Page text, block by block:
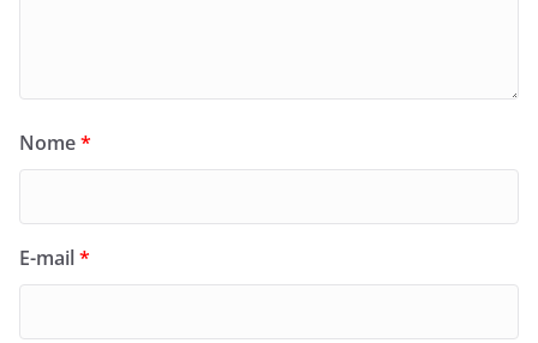
Nome*
E-mail*